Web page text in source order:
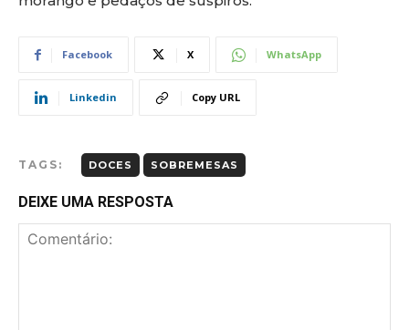
Facebook X WhatsApp
Linkedin Copy URL
TAGS: DOCES SOBREMESAS
DEIXE UMA RESPOSTA